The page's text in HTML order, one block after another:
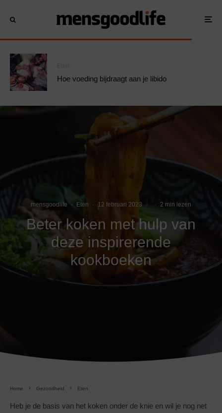
Hoe voeding bijdraagt aan je libido
mensgoodlife · Eten · 12 februari 2023 · · 2 min lezen
Beter koken met hulp van
deze inspirerende
kookboeken
Home Gezondheid Eten
Heb je de basis van het koken onder de knie en wil je nog net